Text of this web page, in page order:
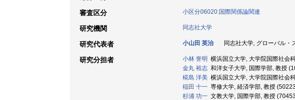
審査区分 小区分06020:国際関係論関連
研究機関 同志社大学
研究代表者 小山田 英治 同志社大学, グローバル・
研究分担者 小林 誉明 横浜国立大学, 大学院国際社会
金丸 裕志 和洋女子大学, 国際学部, 教授
椛島 洋美 横浜国立大学, 大学院国際社会
稲田 十一 専修大学, 経済学部, 教授
杉浦 功一 文教大学, 国際学部, 教授